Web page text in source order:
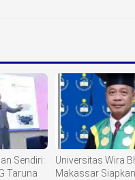
Sendiri:
Taruna
Universitas Wira
Makassar